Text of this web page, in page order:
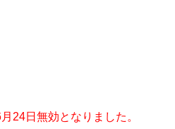
24日無効となりました。